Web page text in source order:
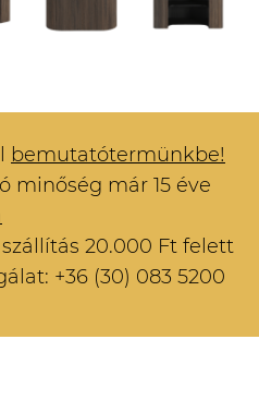
bemutatótermünkbe!
minőség már 15 éve
20.000 Ft felett
+36 (30) 083 5200